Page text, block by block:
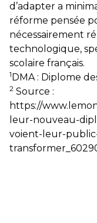
d’adapter a
réforme pensée
nécessairement
technologique,
scolaire français.
1DMA : Diplome
2 Source :
https://
leur-nouveau-
voient-leur-